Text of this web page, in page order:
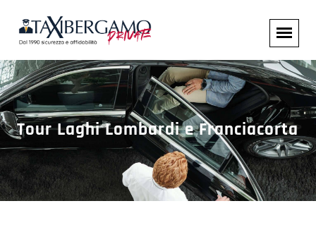
Tour Laghi Lombardi e Franciacorta